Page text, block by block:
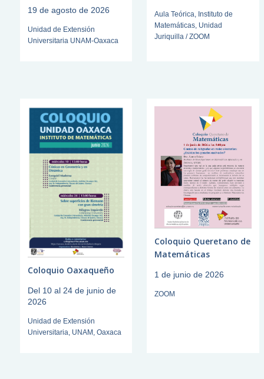
19 de agosto de 2026
Unidad de Extensión
Universitaria UNAM-Oaxaca
Aula Teórica, Instituto de
Matemáticas, Unidad
Juriquilla / ZOOM
Coloquio Oaxaqueño
Del 10 al 24 de junio de
2026
Unidad de Extensión
Universitaria, UNAM, Oaxaca
Coloquio Queretano de
Matemáticas
1 de junio de 2026
ZOOM